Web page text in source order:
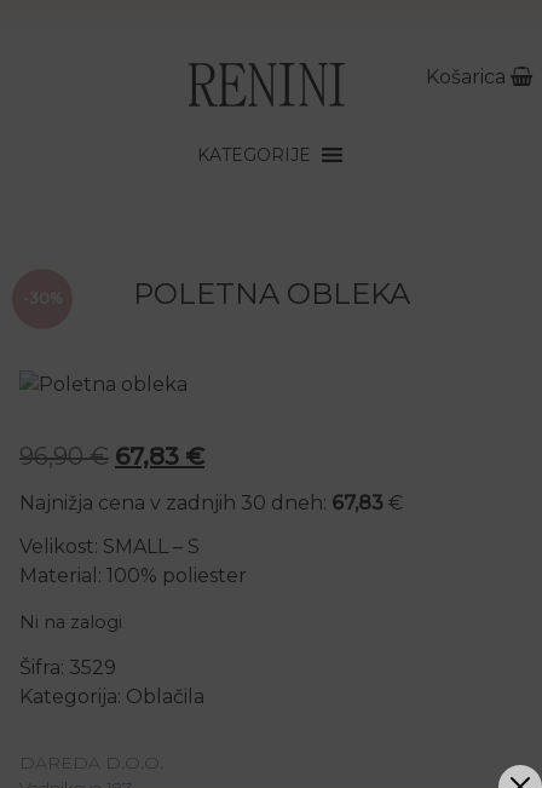
Košarica
KATEGORIJE
POLETNA OBLEKA
96,90€ Izvirna cena je bila: 96,90 €.
67,83 €Trenutna cena je: 67,83 €.
Najnižja cena v zadnjih 30 dneh: 67,83 €
Velikost: SMALL – S
Material: 100% poliester
Ni na zalogi
Šifra: 3529
Kategorija: Oblačila
DAREDA D.O.O.